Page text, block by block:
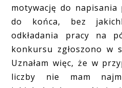
motywację do napisania
do końca, bez
odkładania pracy na
konkursu zgłoszono w
Uznałam więc, że w
liczby nie mam